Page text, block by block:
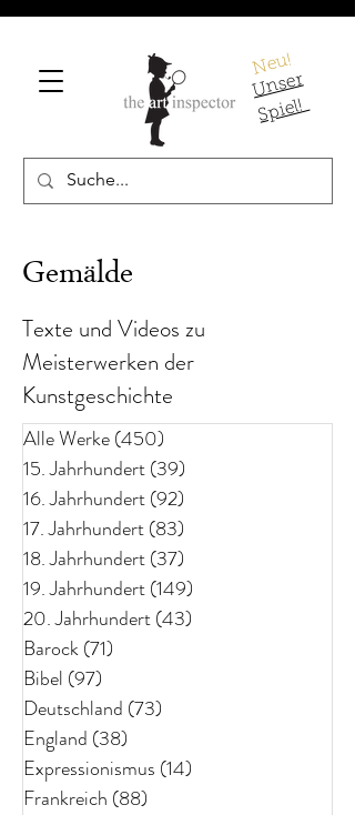
Neu!
U
ns
er
S
pi
el!
Gemälde
Texte und Videos zu
Meisterwerken der
Kunstgeschichte
Alle Werke(450)
15. Jahrhundert(39)
16. Jahrhundert(92)
17. Jahrhundert(83)
18. Jahrhundert(37)
19. Jahrhundert(149)
20. Jahrhundert(43)
Barock(71)
Bibel (97)
Deutschland (73)
England (38)
Expressionismus (14)
Frankreich (88)